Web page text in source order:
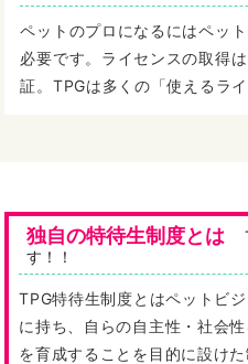
ペットのプロになるにはペッ
必要です。ライセンスの取得
証。TPGは多くの「使えるラ
独自の特待生制度とは
す！！
TPG特待生制度とはペットビ
に持ち、自らの自主性・社会
を育成することを目的に設けた